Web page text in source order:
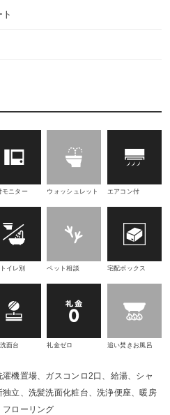
モニター ウォッシュレット エアコン付
イレ別 ペット相談 宅配ボックス
面台 礼金ゼロ 追い焚きお風呂
機置場、ガスコンロ2口、給湯、シャ
立、洗髪洗面化粧台、洗浄便座、暖房
フローリング